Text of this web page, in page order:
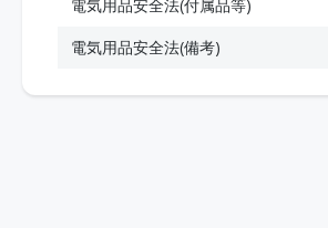
電気用品安全法(付属品等)
電気用品安全法(備考)